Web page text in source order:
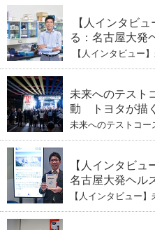
【人インタビ
る：名古屋大発
締役社長・瀧
ぶし」を着実に
【人インタビュー
発ヘルスケアシス
挑むヘルスケア標準
未来へのテスト
動 トヨタが描
未来へのテストコ
が描く都市とモビリ
【人インタビュ
名古屋大発ヘル
社長・瀧本陽
【人インタビュー
ヘルスケアシステ